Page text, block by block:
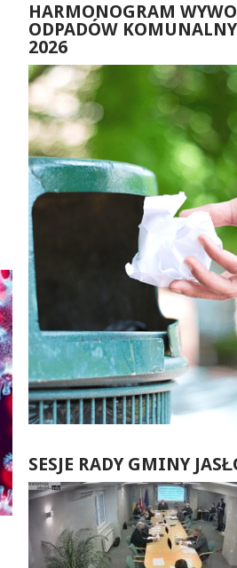
HARMONOGRAM
ODPADÓW
2026
SESJE RADY GMINY